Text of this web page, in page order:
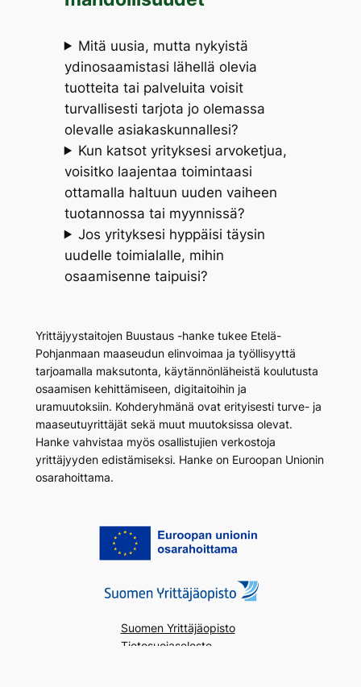
Mitä uusia, mutta nykyistä
ydinosaamistasi lähellä olevia
tuotteita tai palveluita voisit
turvallisesti tarjota jo olemassa
olevalle asiakaskunnallesi?
Kun katsot yrityksesi arvoketjua,
voisitko laajentaa toimintaasi
ottamalla haltuun uuden vaiheen
tuotannossa tai myynnissä?
Jos yrityksesi hyppäisi täysin
uudelle toimialalle, mihin
osaamisenne taipuisi?
Yrittäjyystaitojen Buustaus -hanke tukee Etelä-
Pohjanmaan maaseudun elinvoimaa ja työllisyyttä
tarjoamalla maksutonta, käytännönläheistä koulutusta
osaamisen kehittämiseen, digitaitoihin ja
uramuutoksiin. Kohderyhmänä ovat erityisesti turve- ja
maaseutuyrittäjät sekä muut muutoksissa olevat.
Hanke vahvistaa myös osallistujien verkostoja
yrittäjyyden edistämiseksi. Hanke on Euroopan Unionin
osarahoittama.
Suomen Yrittäjäopisto
Tietosuojaseloste